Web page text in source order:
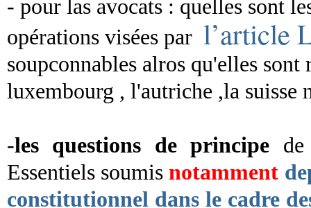
- pour las avocats : quelles sont
opérations visées par l’article
soupconnables alros qu'elles
luxembourg , l'autriche ,la suisse
-les questions de principe
Essentiels soumisnotamment
constitutionnel dans le cadre